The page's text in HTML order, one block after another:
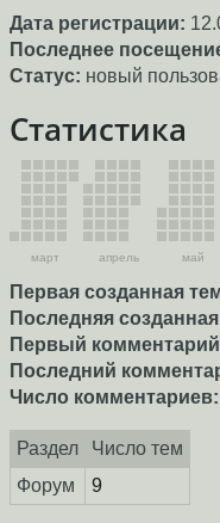
Дата регистрации:
Последнее
Статус: новый
Статистика
март апрель май
Первая созданная
Последняя
Первый
Последний
Число комментариев:
Раздел
Число тем
Форум
9